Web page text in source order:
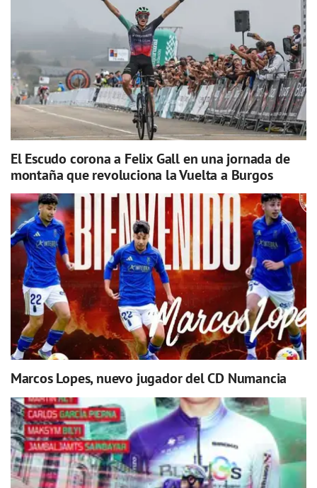
El Escudo corona a Felix Gall en una jornada de
montaña que revoluciona la Vuelta a Burgos
Marcos Lopes, nuevo jugador del CD Numancia